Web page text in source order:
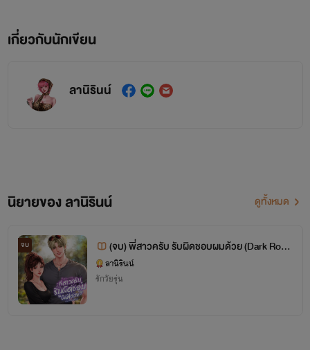
เกี่ยวกับนักเขียน
ลานิรินน์
นิยายของ ลานิรินน์ ดูทั้งหมด
จบ
(จบ) พี่สาวครับ รับผิดชอบผมด้วย (Dark Rom
/ NC / Toxic)
ลานิรินน์
รักวัยรุ่น